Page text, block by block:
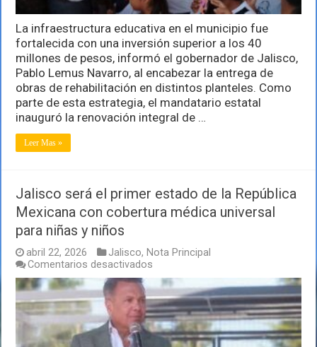
La infraestructura educativa en el municipio fue
fortalecida con una inversión superior a los 40
millones de pesos, informó el gobernador de Jalisco,
Pablo Lemus Navarro, al encabezar la entrega de
obras de rehabilitación en distintos planteles. Como
parte de esta estrategia, el mandatario estatal
inauguró la renovación integral de …
Leer Mas »
Jalisco será el primer estado de la República
Mexicana con cobertura médica universal
para niñas y niños
abril 22, 2026 Jalisco, Nota Principal
Comentarios desactivados
Jalisco
será
el
primer
estado
de